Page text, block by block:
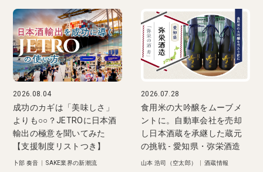
2026.08.04
成功のカギは「美味しさ」
よりも○○？JETROに日本酒
輸出の極意を聞いてみた
【支援制度リストつき】
卜部 奏音 |SAKE業界の新潮流
2026.07.28
食用米の大吟醸をムーブメ
ントに。自動車会社を売却
し日本酒蔵を承継した蔵元
の挑戦 - 愛知県・弥栄酒造
山本 浩司（空太郎） 酒蔵情報